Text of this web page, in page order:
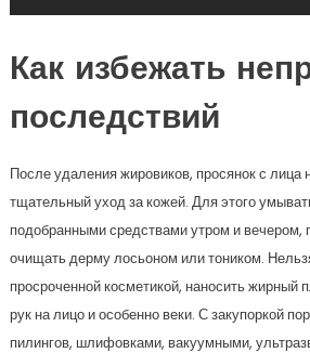
Как избежать
последствий
После удаления жировиков, просянок с лица
тщательный уход за кожей. Для этого
подобранными средствами утром и вечером,
очищать дерму лосьоном или тоником.
просроченной косметикой, наносить жирный
рук на лицо и особенно веки. С закупоркой
пилингов, шлифовками, вакуумными,